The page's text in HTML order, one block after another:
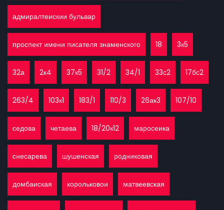
адмиралтеискии бульвар
проспект имени писателя знаменского 18 3к5
32а 2к4 37к5 31/2 34/1 33с2 17бс2
263/4 103к1 183/1 110/3 26ак3 107/10
седова четаева 18/20к12 маросеика
снесарева шушенская родниковая
домбаиская корольковои матвеевская